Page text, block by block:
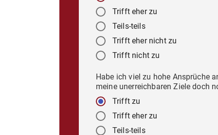
Trifft eher zu
Teils-teils
Trifft eher nicht zu
Trifft nicht zu
Habe ich viel zu hohe Ansprüche
meine unerreichbaren Ziele doch
Trifft zu
Trifft eher zu
Teils-teils